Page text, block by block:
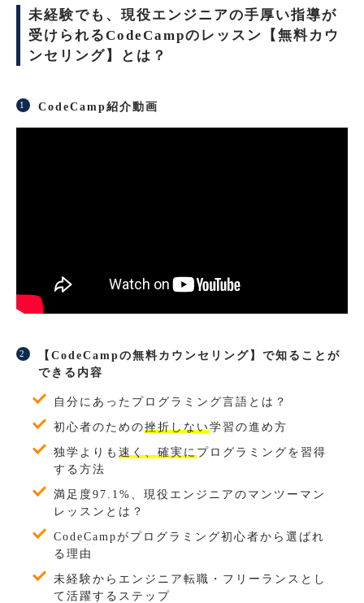
未経験でも、現役エンジニアの手厚い指導が
受けられるCodeCampのレッスン【無料カウ
ンセリング】とは？
CodeCamp紹介動画
【CodeCampの無料カウンセリング】で知ることが
できる内容
自分にあったプログラミング言語とは？
初心者のための挫折しない学習の進め方
独学よりも 速く、確実に プログラミングを習得
する方法
満足度97.1%、現役エンジニアのマンツーマン
レッスンとは？
CodeCampがプログラミング初心者から選ばれ
る理由
未経験からエンジニア転職・フリーランスとし
て活躍するステップ